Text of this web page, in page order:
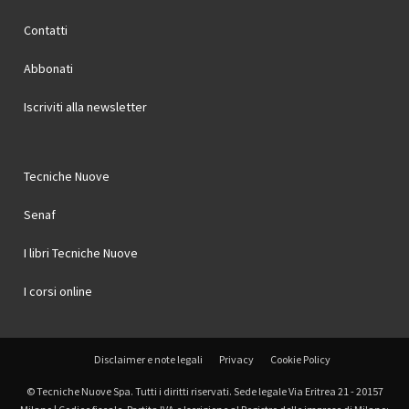
Contatti
Abbonati
Iscriviti alla newsletter
Tecniche Nuove
Senaf
I libri Tecniche Nuove
I corsi online
Disclaimer e note legali Privacy Cookie Policy
© Tecniche Nuove Spa. Tutti i diritti riservati. Sede legale Via Eritrea 21 - 20157